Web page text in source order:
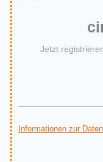
Jetzt
Informationen zur